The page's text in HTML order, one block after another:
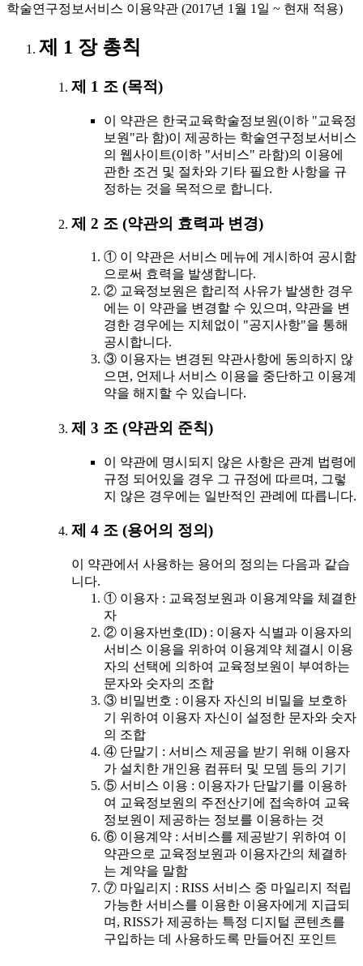
학술연구정보서비스 이용약관 (2017년 1월 1일 ~ 현재 적용)
제 1 장 총칙
제 1 조 (목적)
이 약관은 한국교육학술정보원(이하 "교육정
보원"라 함)이 제공하는 학술연구정보서비스
의 웹사이트(이하 "서비스" 라함)의 이용에
관한 조건 및 절차와 기타 필요한 사항을 규
정하는 것을 목적으로 합니다.
제 2 조 (약관의 효력과 변경)
① 이 약관은 서비스 메뉴에 게시하여 공시함
으로써 효력을 발생합니다.
② 교육정보원은 합리적 사유가 발생한 경우
에는 이 약관을 변경할 수 있으며, 약관을 변
경한 경우에는 지체없이 "공지사항"을 통해
공시합니다.
③ 이용자는 변경된 약관사항에 동의하지 않
으면, 언제나 서비스 이용을 중단하고 이용계
약을 해지할 수 있습니다.
제 3 조 (약관외 준칙)
이 약관에 명시되지 않은 사항은 관계 법령에
규정 되어있을 경우 그 규정에 따르며, 그렇
지 않은 경우에는 일반적인 관례에 따릅니다.
제 4 조 (용어의 정의)
이 약관에서 사용하는 용어의 정의는 다음과 같습
니다.
① 이용자 : 교육정보원과 이용계약을 체결한
자
② 이용자번호(ID) : 이용자 식별과 이용자의
서비스 이용을 위하여 이용계약 체결시 이용
자의 선택에 의하여 교육정보원이 부여하는
문자와 숫자의 조합
③ 비밀번호 : 이용자 자신의 비밀을 보호하
기 위하여 이용자 자신이 설정한 문자와 숫자
의 조합
④ 단말기 : 서비스 제공을 받기 위해 이용자
가 설치한 개인용 컴퓨터 및 모뎀 등의 기기
⑤ 서비스 이용 : 이용자가 단말기를 이용하
여 교육정보원의 주전산기에 접속하여 교육
정보원이 제공하는 정보를 이용하는 것
⑥ 이용계약 : 서비스를 제공받기 위하여 이
약관으로 교육정보원과 이용자간의 체결하
는 계약을 말함
⑦ 마일리지 : RISS 서비스 중 마일리지 적립
가능한 서비스를 이용한 이용자에게 지급되
며, RISS가 제공하는 특정 디지털 콘텐츠를
구입하는 데 사용하도록 만들어진 포인트